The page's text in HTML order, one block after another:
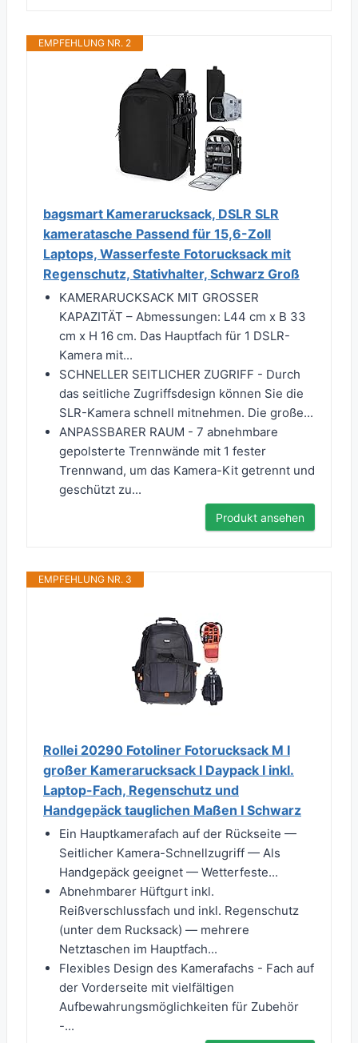
EMPFEHLUNG NR. 2
bagsmart Kamerarucksack, DSLR SLR
kameratasche Passend für 15,6-Zoll
Laptops, Wasserfeste Fotorucksack mit
Regenschutz, Stativhalter, Schwarz Groß
KAMERARUCKSACK MIT GROSSER
KAPAZITÄT – Abmessungen: L44 cm x B 33
cm x H 16 cm. Das Hauptfach für 1 DSLR-
Kamera mit...
SCHNELLER SEITLICHER ZUGRIFF - Durch
das seitliche Zugriffsdesign können Sie die
SLR-Kamera schnell mitnehmen. Die große...
ANPASSBARER RAUM - 7 abnehmbare
gepolsterte Trennwände mit 1 fester
Trennwand, um das Kamera-Kit getrennt und
geschützt zu...
Produkt ansehen
EMPFEHLUNG NR. 3
Rollei 20290 Fotoliner Fotorucksack M I
großer Kamerarucksack I Daypack I inkl.
Laptop-Fach, Regenschutz und
Handgepäck tauglichen Maßen I Schwarz
Ein Hauptkamerafach auf der Rückseite —
Seitlicher Kamera-Schnellzugriff — Als
Handgepäck geeignet — Wetterfeste...
Abnehmbarer Hüftgurt inkl.
Reißverschlussfach und inkl. Regenschutz
(unter dem Rucksack) — mehrere
Netztaschen im Hauptfach...
Flexibles Design des Kamerafachs - Fach auf
der Vorderseite mit vielfältigen
Aufbewahrungsmöglichkeiten für Zubehör
-...